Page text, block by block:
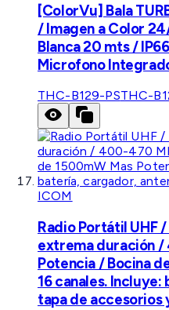
[ColorVu] Bala
/ Imagen a Color
Blanca 20 mts /
Microfono
THC-B129-PSTHC-
ICOM
Radio Portátil UHF
extrema duración /
Potencia / Bocina
16 canales.
tapa de accesorios